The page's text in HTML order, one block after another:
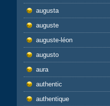
augusta
auguste
auguste-léon
augusto
aura
authentic
authentique